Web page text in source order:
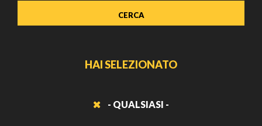
HAI SELEZIONATO
- QUALSIASI -